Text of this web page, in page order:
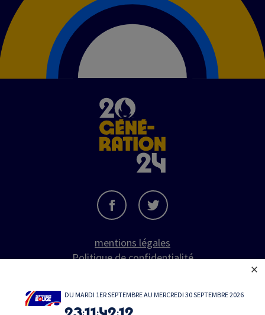
mentions légales
Politique de confidentialité
politique cookies
×
DU MARDI 1ER SEPTEMBRE AU MERCREDI 30 SEPTEMBRE 2026
: : :